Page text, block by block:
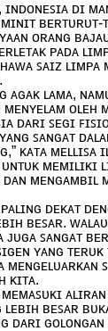
ɪɴᴅᴏɴᴇꜱɪᴀ ᴅɪ
ʙᴇʀᴛᴜʀᴜᴛ-
ᴏʀᴀɴɢ
ᴘᴀᴅᴀ
ꜱᴀɪᴢ
ᴀɢᴀᴋ ʟᴀᴍᴀ,
ᴏʟᴇʜ
ᴅᴀʀɪ ꜱᴇɢɪ
ꜱᴀɴɢᴀᴛ
ᴋᴀᴛᴀ ᴍᴇʟʟɪꜱᴀ
ᴍᴇᴍɪʟɪᴋɪ
ᴍᴇɴɢᴀᴍʙɪʟ
ᴅᴇᴋᴀᴛ
ʙᴇꜱᴀʀ.
ꜱᴀɴɢᴀᴛ
ʏᴀɴɢ
ᴍᴇɴɢᴇʟᴜᴀʀᴋᴀɴ
ᴋɪᴛᴀ.
ʙᴇꜱᴀʀ
ɢᴏʟᴏɴɢᴀɴ